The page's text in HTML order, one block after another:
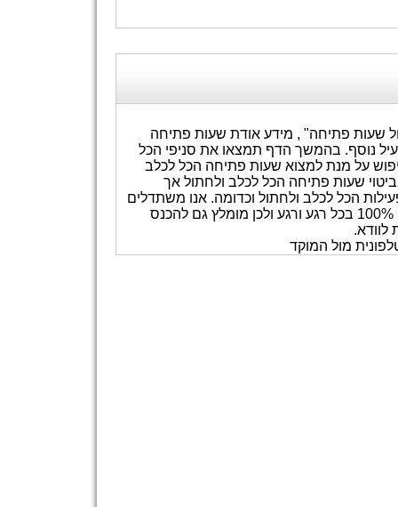
שעות פתיחה" , מידע אודת שעות פתיחה
נוסף. בהמשך הדף תמצאו את סניפי הכל
על מנת למצוא שעות פתיחה הכל לכלב
שעות פתיחה הכל לכלב ולחתול אך
הכל לכלב ולחתול וכדומה. אנו משתדלים
לעדכן את המידע באתר אך איננו ערבים לכך שהאתר מעודכן 100% בכל רגע ורגע ולכן מומלץ גם להכנס
מול המוקד